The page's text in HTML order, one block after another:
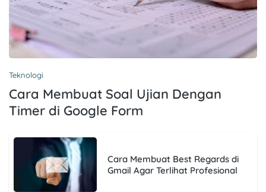
Teknologi
Cara Membuat Soal Ujian Dengan
Timer di Google Form
Cara Membuat Best Regards di
Gmail Agar Terlihat Profesional